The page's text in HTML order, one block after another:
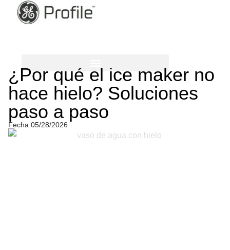
¿Por qué el ice maker no
hace hielo? Soluciones
paso a paso
Fecha 05/28/2026